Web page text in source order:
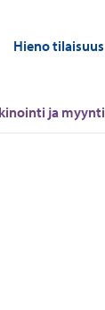
Hieno tilaisuus
ja myynti